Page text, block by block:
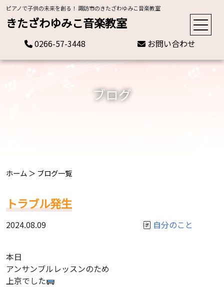
ピアノで子供の未来を創る！ 諏訪市のきたざわゆみこ音楽教室
きたざわゆみこ音楽教室
0266-57-3448 お問い合わせ
ブログ
ホーム ＞ ブログ一覧
トラブル発生
2024.08.09 自分のこと
本日
アンサンブルレッスンのため
上京でした